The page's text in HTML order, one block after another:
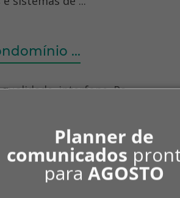
Planner de
comunicados
paraAGOSTO
...
interfone. Pa
se não for ...